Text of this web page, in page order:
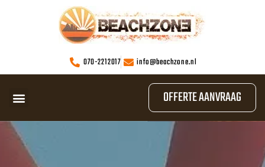
070-2212017 info@beachzone.nl
OFFERTE AANVRAAG